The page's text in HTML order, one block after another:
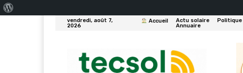
vendredi, août 7,
2026
Accueil Actu solaire Politique
Annuaire